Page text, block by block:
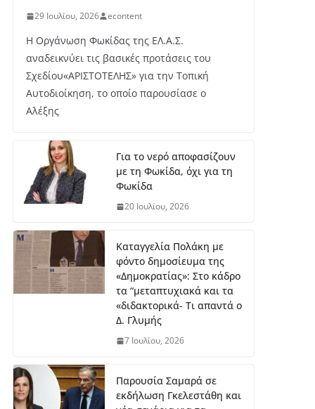
Αυ
γο
ΔΤ Εντάχθηκε προς
χρηματοδότησης η
εκπόνηση Σχεδίου
Αστικής
Στο Λιδωρίκι ο Φάνης
Σπανός για έργα και
29 Ιουλίου, 2026 econtent
Η Οργάνωση Φωκίδας της ΕΛ.Α.Σ.
αναδεικνύει τις βασικές προτάσεις του
Σχεδίου«ΑΡΙΣΤΟΤΕΛΗΣ» για την Τοπική
Αυτοδιοίκηση, το οποίο παρουσίασε ο
Αλέξης
Για το νερό αποφασίζουν
με τη Φωκίδα, όχι για τη
Φωκίδα
20 Ιουλίου, 2026
Καταγγελία Πολάκη με
φόντο δημοσίευμα της
«Δημοκρατίας»: Στο κάδρο
τα “μεταπτυχιακά και τα
«διδακτορικά- Τι απαντά ο
Δ. Γλυμής
7 Ιουλίου, 2026
Παρουσία Σαμαρά σε
εκδήλωση Γκελεστάθη και